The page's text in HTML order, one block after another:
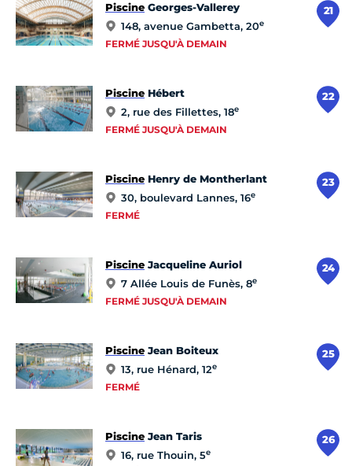
21
Piscine Georges-Vallerey
148, avenue Gambetta, 20e
FERMÉ JUSQU'À DEMAIN
22
Piscine Hébert
2, rue des Fillettes, 18e
FERMÉ JUSQU'À DEMAIN
23
Piscine Henry de Montherlant
30, boulevard Lannes, 16e
FERMÉ
24
Piscine Jacqueline Auriol
7 Allée Louis de Funès, 8e
FERMÉ JUSQU'À DEMAIN
25
Piscine Jean Boiteux
13, rue Hénard, 12e
FERMÉ
26
Piscine Jean Taris
16, rue Thouin, 5e